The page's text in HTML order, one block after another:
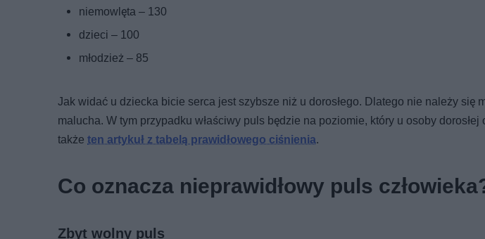
niemowlęta – 130
dzieci – 100
młodzież – 85
Jak widać u dziecka bicie serca jest szybsze niż u dorosłego. Dlatego nie należy się
malucha. W tym przypadku właściwy puls będzie na poziomie, który u osoby
także ten artykuł z tabelą prawidłowego ciśnienia.
Co oznacza nieprawidłowy puls
Zbyt wolny puls